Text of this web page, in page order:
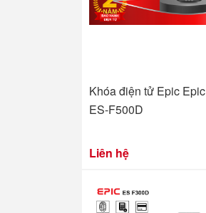
Khóa điện tử Epic Epic
ES-F500D
Liên hệ